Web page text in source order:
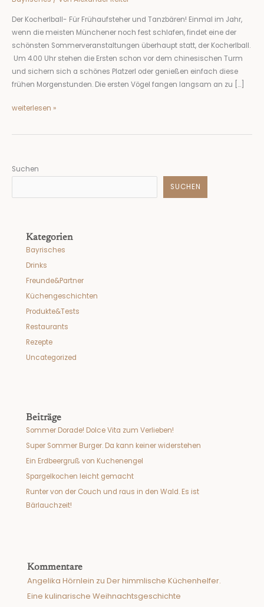
Der Kocherlball- Für Frühaufsteher und Tanzbären! Einmal im Jahr,
wenn die meisten Münchener noch fest schlafen, findet eine der
schönsten Sommerveranstaltungen überhaupt statt, der Kocherlball.
Um 4.00 Uhr stehen die Ersten schon vor dem chinesischen Turm
und sichern sich a schönes Platzerl oder genießen einfach diese
frühen Morgenstunden. Die ersten Vögel fangen langsam an zu […]
weiterlesen »
Suchen
SUCHEN
Kategorien
Bayrisches
Drinks
Freunde&Partner
Küchengeschichten
Produkte&Tests
Restaurants
Rezepte
Uncategorized
Beiträge
Sommer Dorade! Dolce Vita zum Verlieben!
Super Sommer Burger. Da kann keiner widerstehen
Ein Erdbeergruß von Kuchenengel
Spargelkochen leicht gemacht
Runter von der Couch und raus in den Wald. Es ist
Bärlauchzeit!
Kommentare
Angelika Hörnlein zu Der himmlische Küchenhelfer.
Eine kulinarische Weihnachtsgeschichte